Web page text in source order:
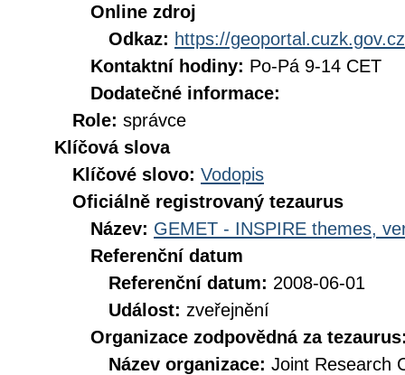
Online zdroj
Odkaz: https://geoportal.cuzk.gov.cz
Kontaktní hodiny: Po-Pá 9-14 CET
Dodatečné informace:
Role: správce
Klíčová slova
Klíčové slovo: Vodopis
Oficiálně registrovaný tezaurus
Název: GEMET - INSPIRE themes,
Referenční datum
Referenční datum: 2008-06-01
Událost: zveřejnění
Organizace zodpovědná za
Název organizace: Joint Research